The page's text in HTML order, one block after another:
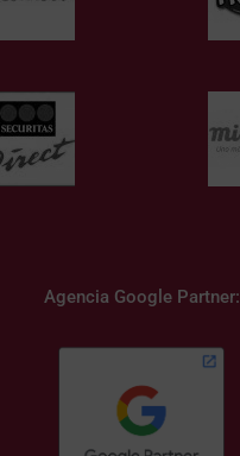
Agencia Google Partner: